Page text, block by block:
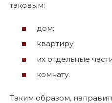
таковым:
дом;
квартиру;
их отдельные
комнату.
Таким образом,